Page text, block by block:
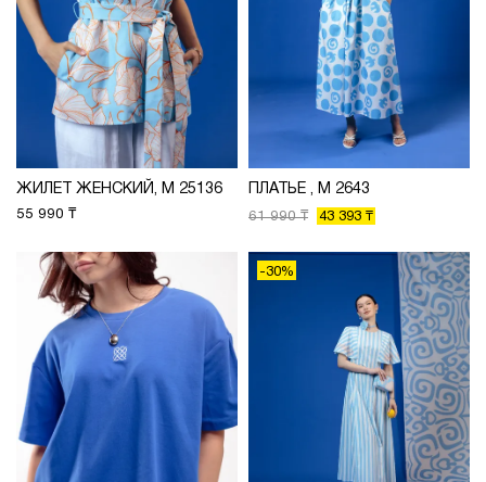
ЖИЛЕТ ЖЕНСКИЙ, М 25136
55 990 ₸
ПЛАТЬЕ , М 2643
61 990 ₸
43 393 ₸
-30%